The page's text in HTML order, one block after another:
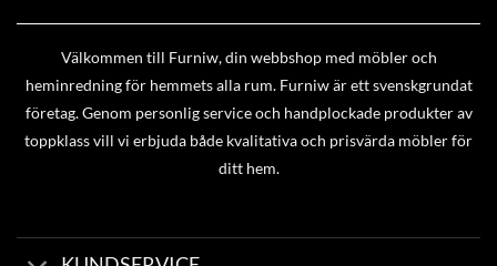
Välkommen till Furniw, din webbshop med möbler och
heminredning för hemmets alla rum. Furniw är ett svenskgrundat
företag. Genom personlig service och handplockade produkter av
toppklass vill vi erbjuda både kvalitativa och prisvärda möbler för
ditt hem.